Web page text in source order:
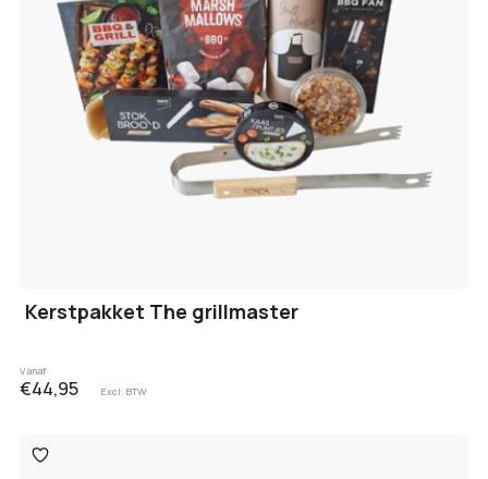
Kerstpakket The grillmaster
Vanaf
€44,95 Excl. BTW
Toevoegen
aan